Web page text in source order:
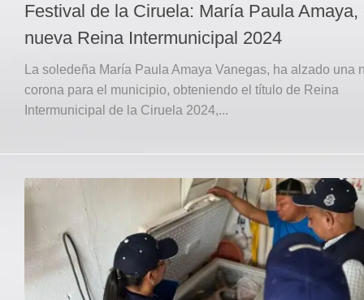
Festival de la Ciruela: María Paula Amaya,
nueva Reina Intermunicipal 2024
La soledeña María Paula Amaya Vanegas, ha alzado una
corona para el municipio, obteniendo el título de Reina
Intermunicipal de la Ciruela 2024,...